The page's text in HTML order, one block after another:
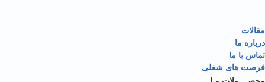
ما
ما
های شغلی